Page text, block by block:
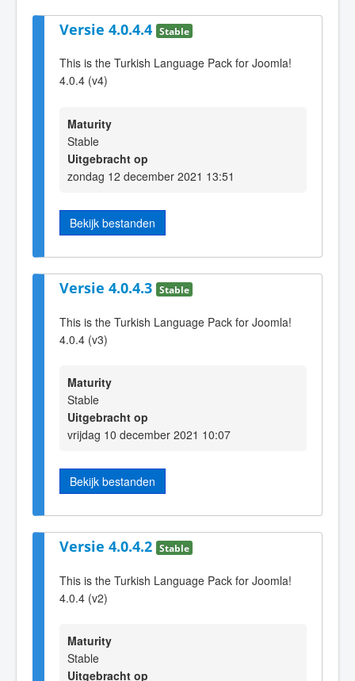
Versie 4.0.4.4 Stable
This is the Turkish Language Pack for Joomla!
4.0.4 (v4)
Maturity
Stable
Uitgebracht op
zondag 12 december 2021 13:51
Bekijk bestanden
Versie 4.0.4.3 Stable
This is the Turkish Language Pack for Joomla!
4.0.4 (v3)
Maturity
Stable
Uitgebracht op
vrijdag 10 december 2021 10:07
Bekijk bestanden
Versie 4.0.4.2 Stable
This is the Turkish Language Pack for Joomla!
4.0.4 (v2)
Maturity
Stable
Uitgebracht op